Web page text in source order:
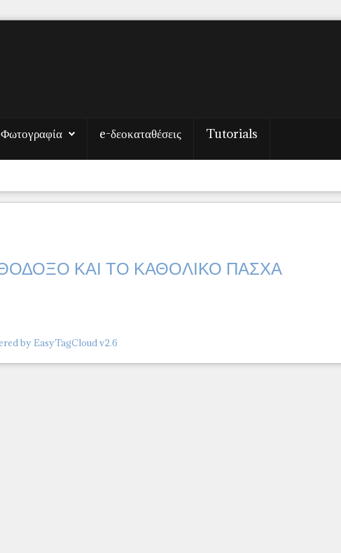
Φωτογραφία e-δεοκαταθέσεις Tutorials
ΚΑΙ ΤΟ ΚΑΘΟΛΙΚΟ ΠΑΣΧΑ
by EasyTagCloud v2.6